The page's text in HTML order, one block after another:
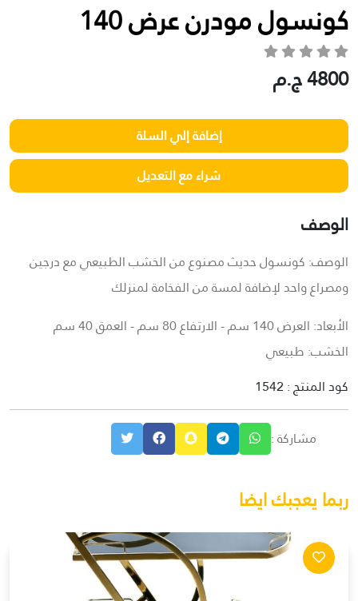
كونسول مودرن عرض 140
4800 ج.م
الوصف
الوصف: كونسول حديث مصنوع من الخشب الطبيعي مع درجين
ومصراع واحد لإضافة لمسة من الفخامة لمنزلك
الأبعاد: العرض 140 سم - الارتفاع 80 سم - العمق 40 سم
الخشب: طبيعي
كود المنتج : 1542
مشاركة :
ربما يعجبك ايضا